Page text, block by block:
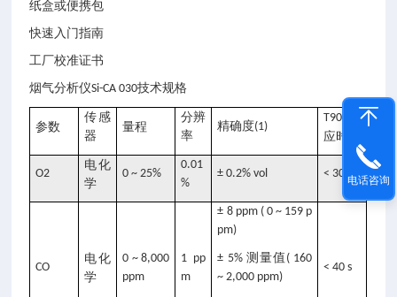
纸盒或便携包
快速入门指南
工厂校准证书
烟气分析仪Si-CA 030技术规格
参数
传感
器
量程
分辨
率
精确度(1)
T90
响
应时间
O2
电化
学
0 ~ 25%
0.01
%
± 0.2% vol < 30 s
CO
电化
学
0 ~ 8,000
ppm
1 pp
m
± 8 ppm ( 0 ~ 159 p
pm)
± 5% 测量值 ( 160
~ 2,000 ppm)
< 40 s
电话咨询